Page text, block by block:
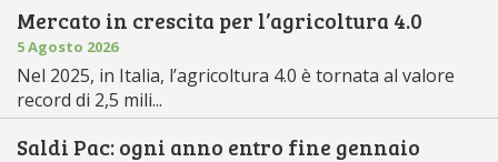
Mercato in crescita per l’agricoltura 4.0
5 Agosto 2026
Nel 2025, in Italia, l’agricoltura 4.0 è tornata al valore
record di 2,5 mili...
Saldi Pac: ogni anno entro fine gennaio